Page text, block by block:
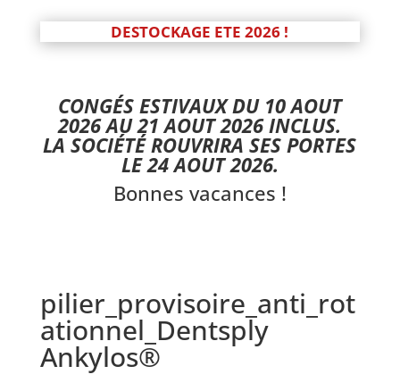
DESTOCKAGE ETE 2026 !
CONGÉS ESTIVAUX DU 10 AOUT
2026 AU 21 AOUT 2026 INCLUS.
LA SOCIÉTÉ ROUVRIRA SES PORTES
LE 24 AOUT 2026.
Bonnes vacances !
pilier_provisoire_anti_rot
ationnel_Dentsply
Ankylos®